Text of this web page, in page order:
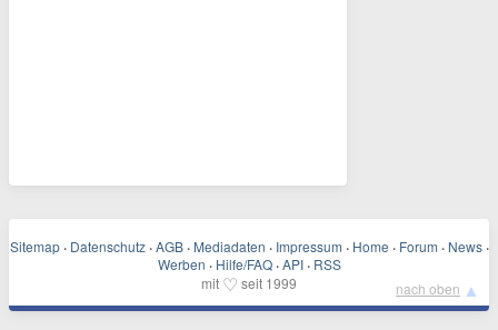
Sitemap · Datenschutz · AGB · Mediadaten · Impressum · Home · Forum · News ·
Werben · Hilfe/FAQ · API · RSS
mit ♡ seit 1999 nach oben ▲